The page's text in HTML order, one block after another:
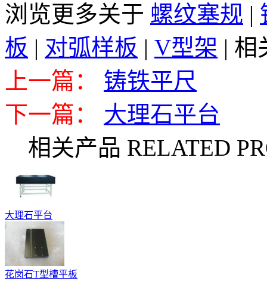
浏览更多关于 螺纹塞规 |
板 | 对弧样板 | V型架 | 相
上一篇：
铸铁平尺
下一篇：
大理石平台
相关产品 RELATED
大理石平台
花岗石T型槽平板